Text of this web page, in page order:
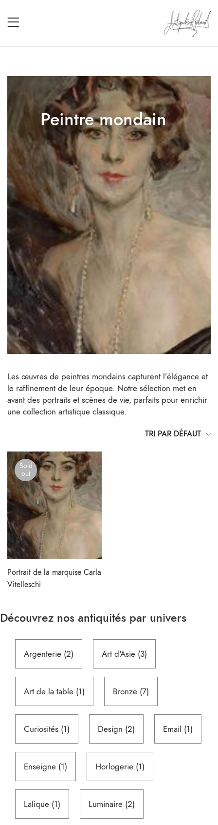
Peintre mondain
Les œuvres de peintres mondains capturent l’élégance et
le raffinement de leur époque. Notre sélection met en
avant des portraits et scènes de vie, parfaits pour enrichir
une collection artistique classique.
TRI PAR DÉFAUT
Sold
out
Portrait de la marquise Carla
Vitelleschi
Découvrez nos antiquités par univers
Argenterie 22
produits
Art d'Asie 33
produits
Art de la table 11
produit
Bronze 77
produits
Curiosités 11
produit
Design 22
produits
Email 11
produit
Enseigne 11
produit
Horlogerie 11
produit
Lalique 11
produit
Luminaire 22
produits